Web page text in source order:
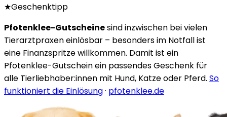
★Geschenktipp
Pfotenklee-Gutscheinesind inzwischen bei vielen
Tierarztpraxen einlösbar – besonders im Notfall ist
eine Finanzspritze willkommen. Damit ist ein
Pfotenklee-Gutschein ein passendes Geschenk für
alle Tierliebhaber:innen mit Hund, Katze oder Pferd. So
funktioniert die Einlösung· pfotenklee.de